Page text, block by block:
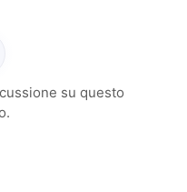
su questo